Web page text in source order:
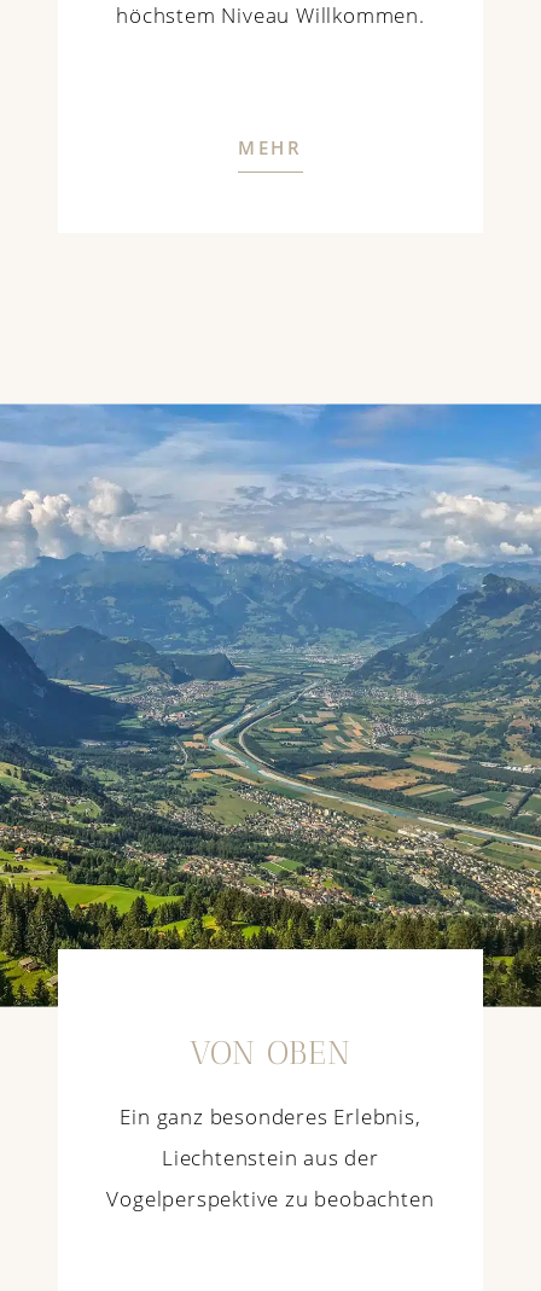
höchstem Niveau Willkommen.
MEHR
VON OBEN
Ein ganz besonderes Erlebnis,
Liechtenstein aus der
Vogelperspektive zu beobachten